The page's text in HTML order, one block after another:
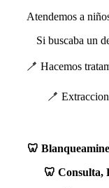
Atendemos a
Si buscaba un
🪥 Hacemos
🪥
🦷
🦷 Consulta,